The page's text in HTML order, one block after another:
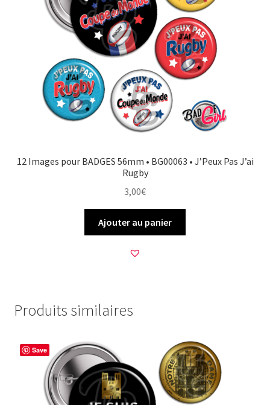
12 Images pour BADGES 56mm • BG00063 • J’Peux Pas J’ai
Rugby
3,00€
Ajouter au panier
Produits similaires
Save